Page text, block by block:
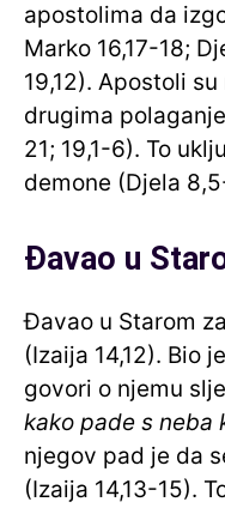
apostolima da
Marko 16,17-18;
19,12). Apostoli
drugima
21; 19,1-6). To
demone (Djela
Đavao u
Đavao u Starom
(Izaija 14,12). Bio
govori o njemu
kako pade s neba
njegov pad je da
(Izaija 14,13-15).